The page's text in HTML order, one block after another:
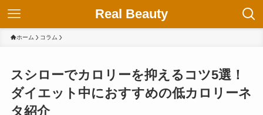
Real Beauty
ホーム コラム
スシローでカロリーを抑えるコツ5選！
ダイエット中におすすめの低カロリーネ
タ紹介